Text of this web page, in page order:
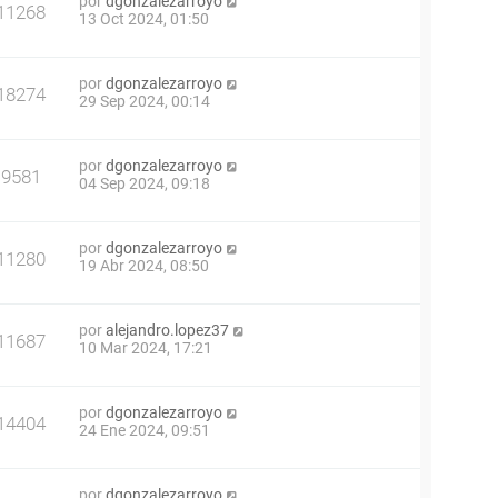
13 Oct 2024, 01:50
pordgonzalezarroyo
29 Sep 2024, 00:14
9581 pordgonzalezarroyo
04 Sep 2024, 09:18
pordgonzalezarroyo
19 Abr 2024, 08:50
poralejandro.lopez37
10 Mar 2024, 17:21
pordgonzalezarroyo
24 Ene 2024, 09:51